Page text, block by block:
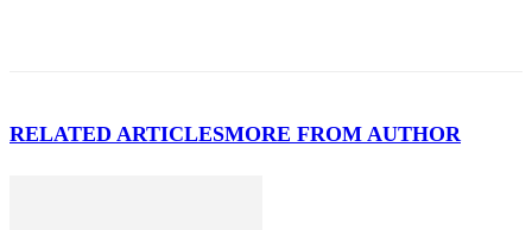
RELATED ARTICLESMORE FROM AUTHOR